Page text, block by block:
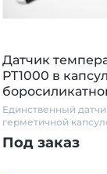
Датчик
PT1000 в
Единственный
герметичной
химически стойкого
боросиликатного
Под заказ